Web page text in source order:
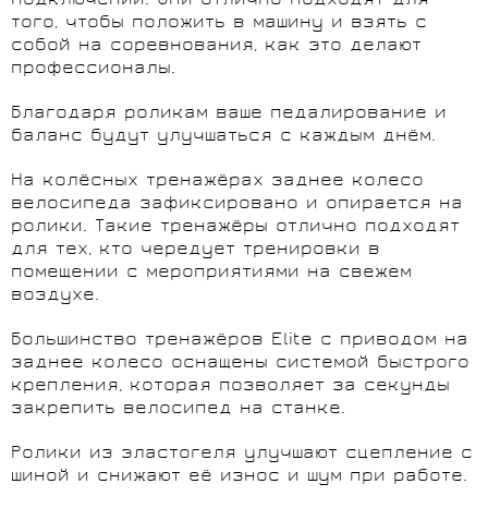
того, чтобы положить в машину и взять с
собой на соревнования, как это делают
профессионалы.
Благодаря роликам ваше педалирование и
баланс будут улучшаться с каждым днём.
На колёсных тренажёрах заднее колесо
велосипеда зафиксировано и опирается на
ролики. Такие тренажёры отлично подходят
для тех, кто чередует тренировки в
помещении с мероприятиями на свежем
воздухе.
Большинство тренажёров Elite с приводом на
заднее колесо оснащены системой быстрого
крепления, которая позволяет за секунды
закрепить велосипед на станке.
Ролики из эластогеля улучшают сцепление с
шиной и снижают её износ и шум при работе.